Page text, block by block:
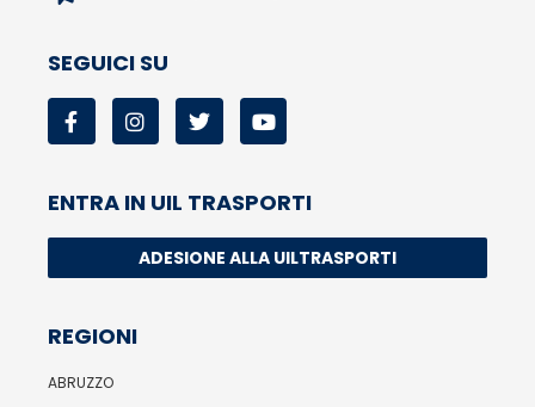
SEGUICI SU
ENTRA IN UIL TRASPORTI
ADESIONE ALLA UILTRASPORTI
REGIONI
ABRUZZO